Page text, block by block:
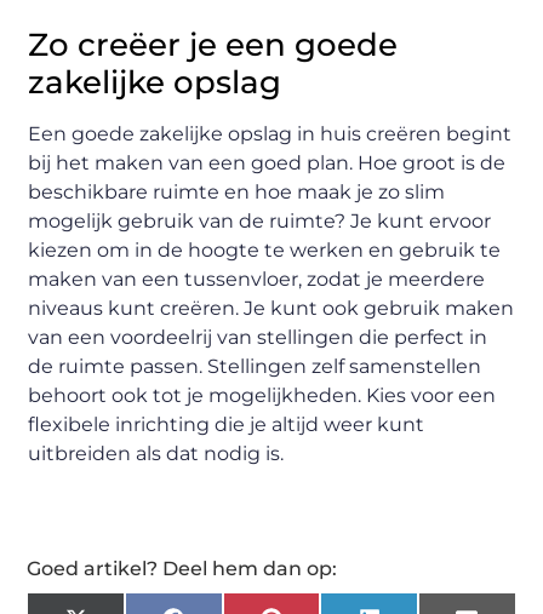
Zo creëer je een goede
zakelijke opslag
Een goede zakelijke opslag in huis creëren begint
bij het maken van een goed plan. Hoe groot is de
beschikbare ruimte en hoe maak je zo slim
mogelijk gebruik van de ruimte? Je kunt ervoor
kiezen om in de hoogte te werken en gebruik te
maken van een tussenvloer, zodat je meerdere
niveaus kunt creëren. Je kunt ook gebruik maken
van een voordeelrij van stellingen die perfect in
de ruimte passen. Stellingen zelf samenstellen
behoort ook tot je mogelijkheden. Kies voor een
flexibele inrichting die je altijd weer kunt
uitbreiden als dat nodig is.
Goed artikel? Deel hem dan op: